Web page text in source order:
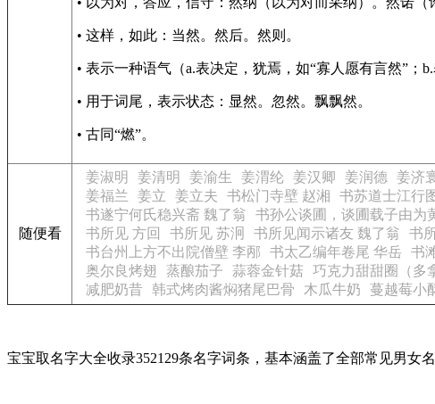
• 这样，如此：当然。然后。然则。
• 表示一种语气（a.表决定，犹焉，如“寡人愿有言然”；
• 用于词尾，表示状态：显然。忽然。飘飘然。
• 古同“燃”。
随便看
姜淑明 姜清明 姜渝生 姜渭纶 姜汉卿 姜润德 姜济
姜福兰
姜立 姜立夫 书松门寺壁 赵湘 书苏道士江行
书遂宁何氏稳兴斋 魏了翁
书孙公谈圃，谈圃载子由为
书所见 方回
书所见 苏泂 书所见闻示诸友 魏了翁 书
书台州上方不出院僧壁 李邴
书太乙编年卷尾 华岳 书
奥尔良烤翅
蒸酿茄子 蒜蓉金针菇 巧克力甜甜圈（多
减肥奶昔 韩式烤肉酱焖猪尾巴骨 木瓜牛奶 蔓越莓小
宝宝取名字大全收录352129条名字词条，基本涵盖了全部常见男女